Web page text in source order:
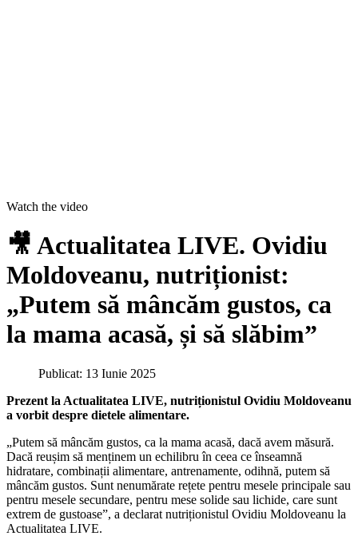
Watch the video
🎥 Actualitatea LIVE. Ovidiu
Moldoveanu, nutriționist:
„Putem să mâncăm gustos, ca
la mama acasă, și să slăbim”
Publicat: 13 Iunie 2025
Prezent la Actualitatea LIVE, nutriționistul Ovidiu Moldoveanu
a vorbit despre dietele alimentare.
„Putem să mâncăm gustos, ca la mama acasă, dacă avem măsură.
Dacă reușim să menținem un echilibru în ceea ce înseamnă
hidratare, combinații alimentare, antrenamente, odihnă, putem să
mâncăm gustos. Sunt nenumărate rețete pentru mesele principale sau
pentru mesele secundare, pentru mese solide sau lichide, care sunt
extrem de gustoase”, a declarat nutriționistul Ovidiu Moldoveanu la
Actualitatea LIVE.